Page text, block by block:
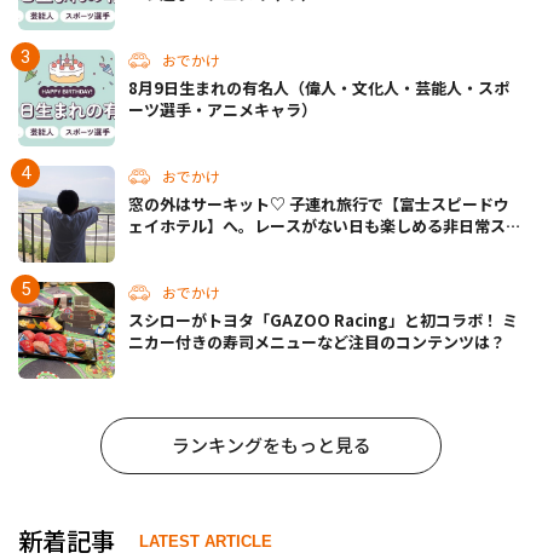
おでかけ
8月9日生まれの有名人（偉人・文化人・芸能人・スポ
ーツ選手・アニメキャラ）
おでかけ
窓の外はサーキット♡ 子連れ旅行で【富士スピードウ
ェイホテル】へ。レースがない日も楽しめる非日常ステ
おでかけ
スシローがトヨタ「GAZOO Racing」と初コラボ！ ミ
ニカー付きの寿司メニューなど注目のコンテンツは？
ランキングをもっと見る
新着記事 LATEST ARTICLE